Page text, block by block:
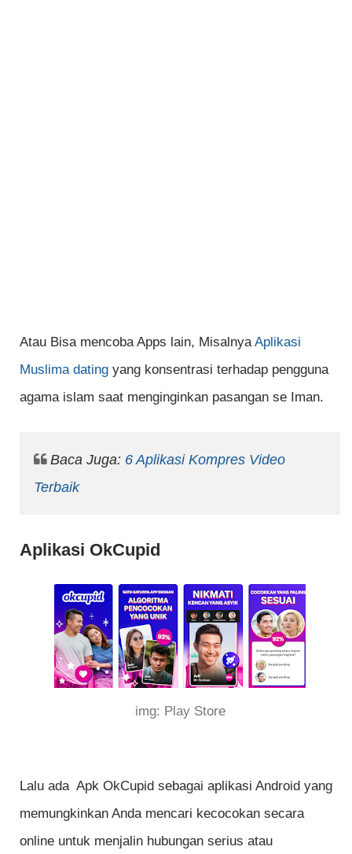
Atau Bisa mencoba Apps lain, MisalnyaAplikasi
Muslima dating yang konsentrasi terhadap pengguna
agama islam saat menginginkan pasangan se Iman.
Baca Juga: 6 Aplikasi Kompres Video
Terbaik
Aplikasi OkCupid
img: Play Store
Lalu ada Apk OkCupid sebagai aplikasi Android yang
memungkinkan Anda mencari kecocokan secara
online untuk menjalin hubungan serius atau